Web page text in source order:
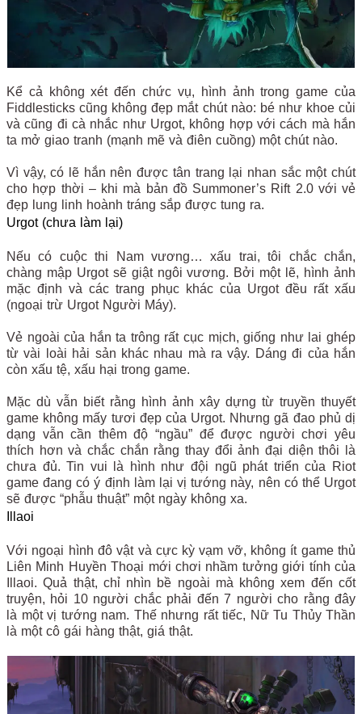
Kể cả không xét đến chức vụ, hình ảnh trong game của
Fiddlesticks cũng không đẹp mắt chút nào: bé như khoe củi
và cũng đi cà nhắc như Urgot, không hợp với cách mà hắn
ta mở giao tranh (mạnh mẽ và điên cuồng) một chút nào.
Vì vậy, có lẽ hắn nên được tân trang lại nhan sắc một chút
cho hợp thời – khi mà bản đồ Summoner’s Rift 2.0 với vẻ
đẹp lung linh hoành tráng sắp được tung ra.
Urgot (chưa làm lại)
Nếu có cuộc thi Nam vương… xấu trai, tôi chắc chắn,
chàng mập Urgot sẽ giật ngôi vương. Bởi một lẽ, hình ảnh
mặc định và các trang phục khác của Urgot đều rất xấu
(ngoại trừ Urgot Người Máy).
Vẻ ngoài của hắn ta trông rất cục mịch, giống như lai ghép
từ vài loài hải sản khác nhau mà ra vậy. Dáng đi của hắn
còn xấu tệ, xấu hại trong game.
Mặc dù vẫn biết rằng hình ảnh xây dựng từ truyền thuyết
game không mấy tươi đẹp của Urgot. Nhưng gã đao phủ dị
dạng vẫn cần thêm độ “ngầu” để được người chơi yêu
thích hơn và chắc chắn rằng thay đổi ảnh đại diện thôi là
chưa đủ. Tin vui là hình như đội ngũ phát triển của Riot
game đang có ý định làm lại vị tướng này, nên có thể Urgot
sẽ được “phẫu thuật” một ngày không xa.
Illaoi
Với ngoại hình đô vật và cực kỳ vạm vỡ, không ít game thủ
Liên Minh Huyền Thoại mới chơi nhầm tưởng giới tính của
Illaoi. Quả thật, chỉ nhìn bề ngoài mà không xem đến cốt
truyện, hỏi 10 người chắc phải đến 7 người cho rằng đây
là một vị tướng nam. Thế nhưng rất tiếc, Nữ Tu Thủy Thần
là một cô gái hàng thật, giá thật.